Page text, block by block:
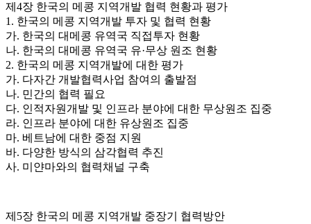
제4장 한국의 메콩 지역개발 협력 현황과 평가
1. 한국의 메콩 지역개발 투자 및 협력 현황
가. 한국의 대메콩 유역국 직접투자 현황
나. 한국의 대메콩 유역국 유·무상 원조 현황
2. 한국의 메콩 지역개발에 대한 평가
가. 다자간 개발협력사업 참여의 출발점
나. 민간의 협력 필요
다. 인적자원개발 및 인프라 분야에 대한 무상원조 집중
라. 인프라 분야에 대한 유상원조 집중
마. 베트남에 대한 중점 지원
바. 다양한 방식의 삼각협력 추진
사. 미얀마와의 협력채널 구축
제5장 한국의 메콩 지역개발 중장기 협력방안